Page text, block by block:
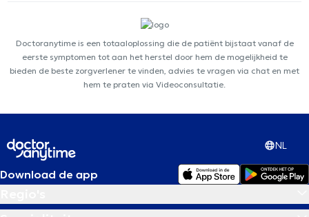
Doctoranytime is een totaaloplossing die de patiënt bijstaat vanaf de
eerste symptomen tot aan het herstel door hem de mogelijkheid te
bieden de beste zorgverlener te vinden, advies te vragen via chat en met
hem te praten via Videoconsultatie.
NL
Download de app